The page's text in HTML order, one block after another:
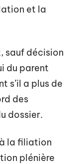
et la
sauf décision
du parent
s’il a plus de
des
dossier.
la filiation
plénière